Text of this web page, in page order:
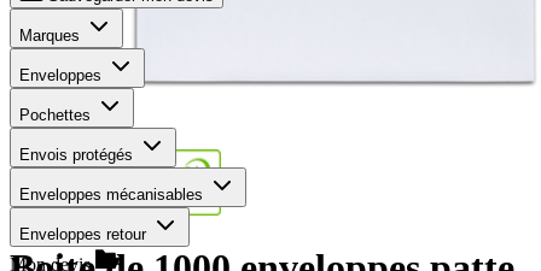
Marques
Enveloppes
Pochettes
Envois protégés
Enveloppes mécanisables
Enveloppes retour
Mon devis